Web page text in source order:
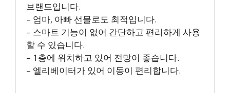
브랜드입니다.
– 엄마, 아빠 선물로도 최적입니다.
– 스마트 기능이 없어 간단하고 편리하게 사용
할 수 있습니다.
– 1층에 위치하고 있어 전망이 좋습니다.
– 엘리베이터가 있어 이동이 편리합니다.